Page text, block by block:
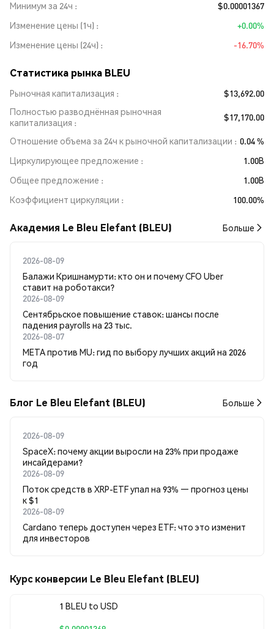
Минимум за 24ч
$0.00001367
Изменение цены (1ч)
+0.00%
Изменение цены (24ч)
-16.70%
Статистика рынка BLEU
Рыночная капитализация
$13,692.00
Полностью разводнённая рыночная
капитализация
$17,170.00
Отношение объема за 24ч к рыночной капитализации
0.04 %
Циркулирующее предложение
1.00B
Общее предложение
1.00B
Коэффициент циркуляции
100.00%
Академия Le Bleu Elefant (BLEU) Больше
2026-08-09
Балажи Кришнамурти: кто он и почему CFO Uber
ставит на роботакси?
2026-08-09
Сентябрьское повышение ставок: шансы после
падения payrolls на 23 тыс.
2026-08-07
META против MU: гид по выбору лучших акций на 2026
год
Блог Le Bleu Elefant (BLEU) Больше
2026-08-09
SpaceX: почему акции выросли на 23% при продаже
инсайдерами?
2026-08-09
Поток средств в XRP-ETF упал на 93% — прогноз цены
к $1
2026-08-09
Cardano теперь доступен через ETF: что это изменит
для инвесторов
Курс конверсии Le Bleu Elefant (BLEU)
1 BLEU to USD